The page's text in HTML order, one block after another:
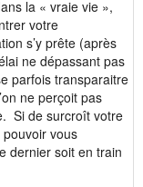
la « vraie vie »,
votre
s’y prête (après
ne dépassant pas
parfois transparaitre
ne perçoit pas
Si de surcroît votre
vous
dernier soit en train